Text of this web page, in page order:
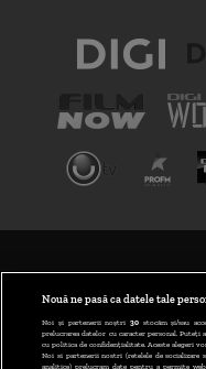
Nouă ne pasă ca datele tale
Noi și partenerii noștri 30stocăm și/sau
prelucrarea datelor cu caracter personal. Puteți
cu politica de confidențialitate. Aceste alegeri
Noi si partenerii nostri (retelele de
analitice) prelucram date pentru a permite